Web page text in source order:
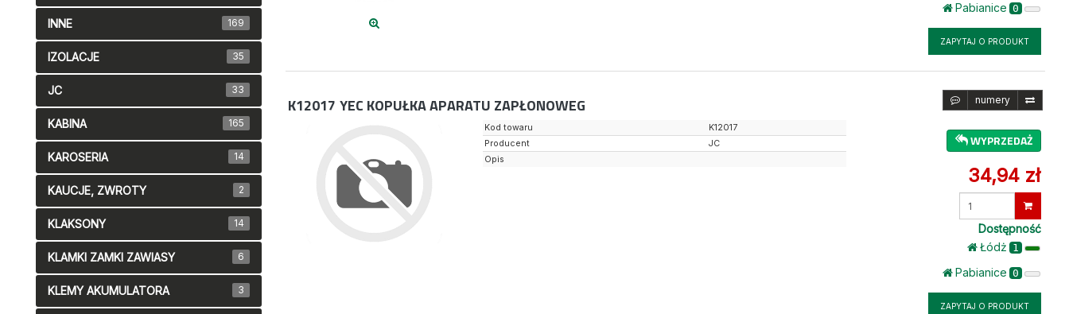
Pabianice 0
ZAPYTAJ O PRODUKT
K12017 YEC KOPUŁKA APARATU ZAPŁONOWEG numery
WYPRZEDAŻ
34,94 zł
Dostępność
Łódż 1
Pabianice 0
ZAPYTAJ O PRODUKT
Kod towaru
K12017
Producent
JC
Opis
INNE 169
IZOLACJE 35
JC 33
KABINA 165
KAROSERIA 14
KAUCJE, ZWROTY 2
KLAKSONY 14
KLAMKI ZAMKI ZAWIASY 6
KLEMY AKUMULATORA 3